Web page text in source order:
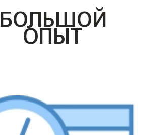
БОЛЬШОЙ
ОПЫТ